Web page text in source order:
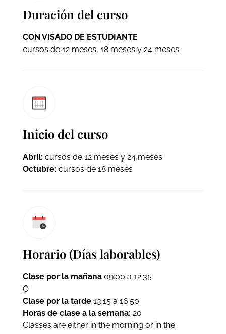
Duración del curso
CON VISADO DE ESTUDIANTE
cursos de 12 meses, 18 meses y 24 meses
Inicio del curso
Abril: cursos de 12 meses y 24 meses
Octubre: cursos de 18 meses
Horario (Días laborables)
Clase por la mañana09:00 a 12:35
O
Clase por la tarde13:15 a 16:50
Horas de clase a la semana: 20
Classes are either in the morning or in the